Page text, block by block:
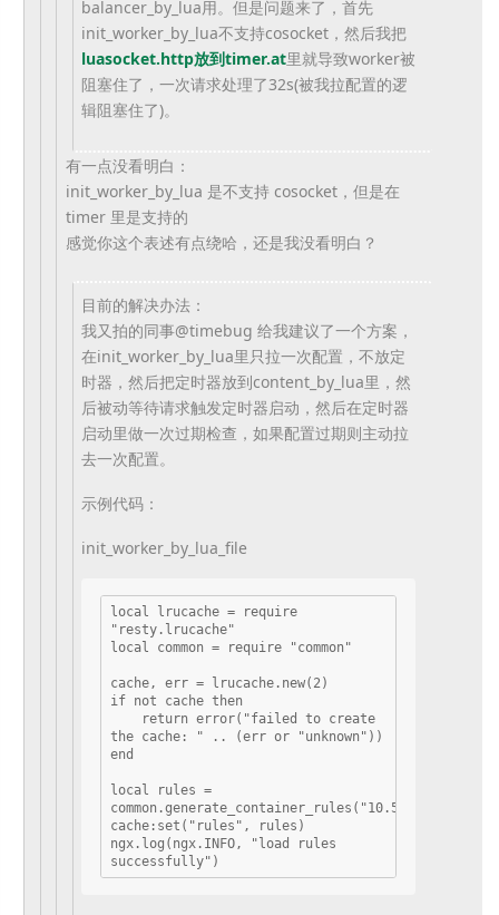
balancer_by_lua用。但是问题来了，首先
init_worker_by_lua不支持cosocket，然后我把
luasocket.http放到timer.at里就导致worker被
阻塞住了，一次请求处理了32s(被我拉配置的逻
辑阻塞住了)。
有一点没看明白：
init_worker_by_lua 是不支持 cosocket，但是在
timer 里是支持的
感觉你这个表述有点绕哈，还是我没看明白？
目前的解决办法：
我又拍的同事@timebug 给我建议了一个方案，
在init_worker_by_lua里只拉一次配置，不放定
时器，然后把定时器放到content_by_lua里，然
后被动等待请求触发定时器启动，然后在定时器
启动里做一次过期检查，如果配置过期则主动拉
去一次配置。
示例代码：
init_worker_by_lua_file
local lrucache = require
"resty.lrucache"
local common = require "common"
cache, err = lrucache.new(2)
if not cache then
the cache: " .. (err or "unknown"))
end
local rules =
common.generate_container_rules("10.50.0.166")
cache:set("rules", rules)
ngx.log(ngx.INFO, "load rules